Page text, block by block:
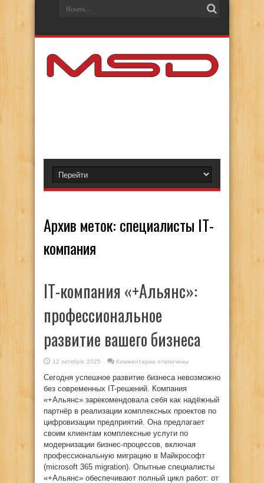
Архив меток: специалисты IT-
компания
IT-компания «+Альянс»:
профессиональное
развитие вашего бизнеса
12 октября, 2025 Комментарии
компания
«+Альянс»:
профессиональное
развитие
бизнеса
отключены
Сегодня успешное развитие бизнеса невозможно
без современных IT-решений. Компания
«+Альянс» зарекомендовала себя как надёжный
партнёр в реализации комплексных проектов по
цифровизации предприятий. Она предлагает
своим клиентам комплексные услуги по
модернизации бизнес-процессов, включая
профессиональную миграцию в Майкрософт
(microsoft 365 migration). Опытные специалисты
«+Альянс» обеспечивают полный цикл работ: от